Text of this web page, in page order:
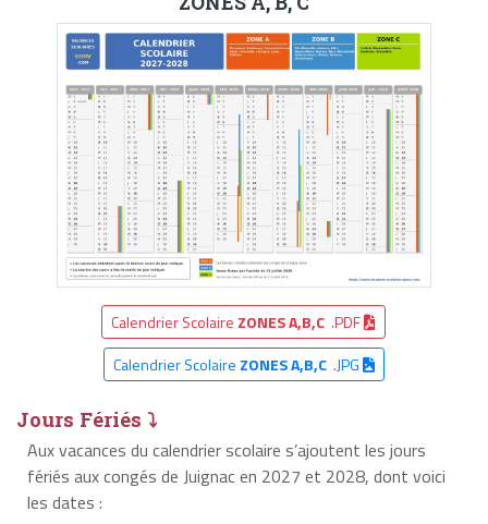
Calendrier Scolaire ZONES A,B,C .PDF
Calendrier Scolaire ZONES A,B,C.JPG
Jours Fériés ⤵
Aux vacances du calendrier scolaire s’ajoutent les jours
fériés aux congés de Juignac en 2027 et 2028, dont voici
les dates :